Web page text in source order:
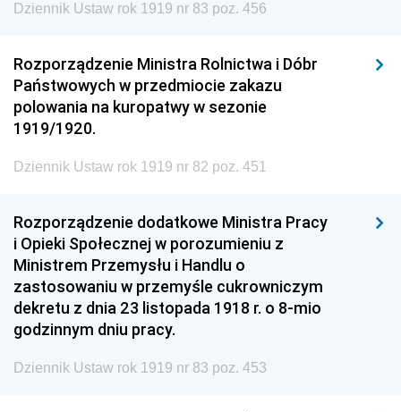
Dziennik Ustaw rok 1919 nr 83 poz. 456
Rozporządzenie Ministra Rolnictwa i Dóbr
Państwowych w przedmiocie zakazu
polowania na kuropatwy w sezonie
1919/1920.
Dziennik Ustaw rok 1919 nr 82 poz. 451
Rozporządzenie dodatkowe Ministra Pracy
i Opieki Społecznej w porozumieniu z
Ministrem Przemysłu i Handlu o
zastosowaniu w przemyśle cukrowniczym
dekretu z dnia 23 listopada 1918 r. o 8-mio
godzinnym dniu pracy.
Dziennik Ustaw rok 1919 nr 83 poz. 453